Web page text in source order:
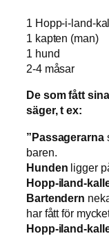
1 Hopp-i-land-
1 kapten (man)
1 hund
2-4 måsar
De som fått
säger, t ex:
”Passagerarna
baren.
Hunden ligger
Hopp-iland-
Bartendern
har fått för
Hopp-iland-